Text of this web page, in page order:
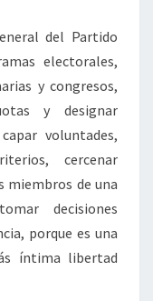
del Partido
electorales,
y congresos,
y designar
voluntades,
cercenar
miembros de una
decisiones
porque es una
íntima libertad